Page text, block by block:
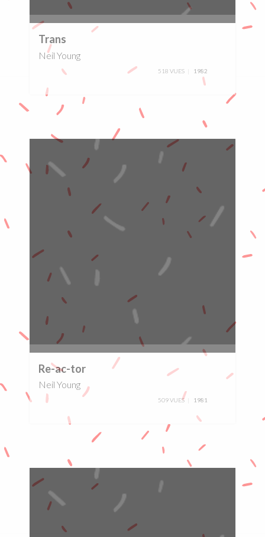
Trans
Neil Young
518 VUES 1982
Re-ac-tor
Neil Young
509 VUES 1981